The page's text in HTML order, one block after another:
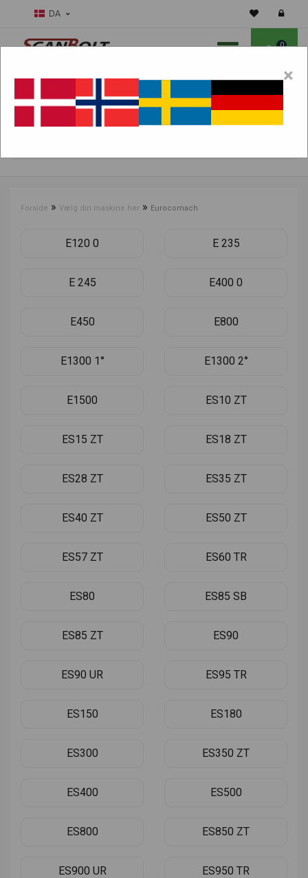
DA
0
Forside » Vælg din maskine her » Eurocomach
E120 0 E 235
E 245 E400 0
E450 E800
E1300 1° E1300 2°
E1500 ES10 ZT
ES15 ZT ES18 ZT
ES28 ZT ES35 ZT
ES40 ZT ES50 ZT
ES57 ZT ES60 TR
ES80 ES85 SB
ES85 ZT ES90
ES90 UR ES95 TR
ES150 ES180
ES300 ES350 ZT
ES400 ES500
ES800 ES850 ZT
ES900 UR ES950 TR
×